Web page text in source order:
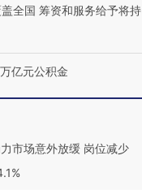
部长拱下台
全国 筹资和服务给予将持
亿元公积金
市场意外放缓 岗位减少